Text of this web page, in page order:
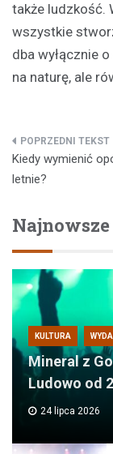
także ludzkość.
wszystkie
dba wyłącznie
na naturę, ale
Nawigacja
wpisu
Kiedy wymienić
letnie?
Najnowsze
KULTURA
Mineral z
Ludowo od
24 lipca 2026